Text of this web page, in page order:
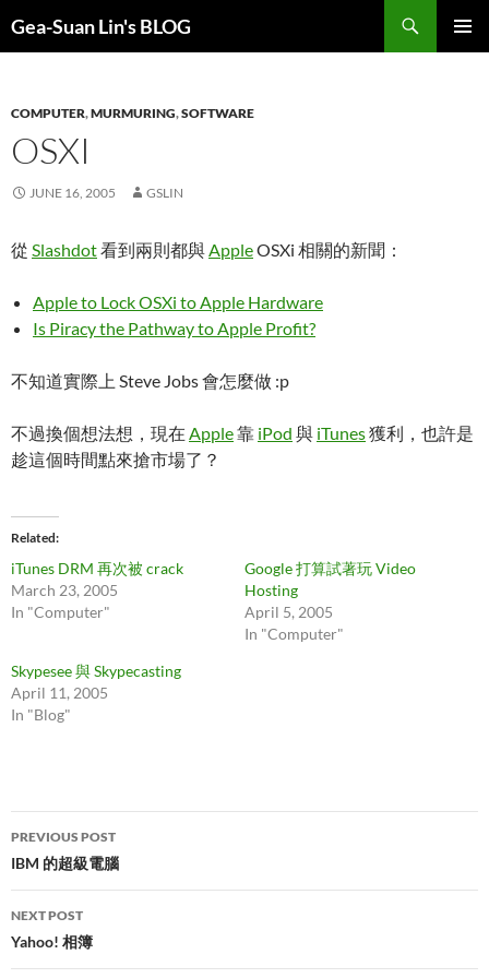
Gea-Suan Lin's BLOG
COMPUTER,MURMURING,SOFTWARE
OSXI
JUNE 16, 2005 GSLIN
從 Slashdot看到兩則都與AppleOSXi 相關的新聞：
Apple to Lock OSXi to Apple Hardware
Is Piracy the Pathway to Apple Profit?
不知道實際上 Steve Jobs 會怎麼做 :p
不過換個想法想，現在 Apple靠 iPod 與 iTunes獲利，也許是
趁這個時間點來搶市場了？
Related
iTunes DRM 再次被 crack
March 23, 2005
In "Computer"
Google 打算試著玩 Video
Hosting
April 5, 2005
In "Computer"
Skypesee 與 Skypecasting
April 11, 2005
In "Blog"
Post
navigation
PREVIOUS POST
IBM 的超級電腦
NEXT POST
Yahoo! 相簿